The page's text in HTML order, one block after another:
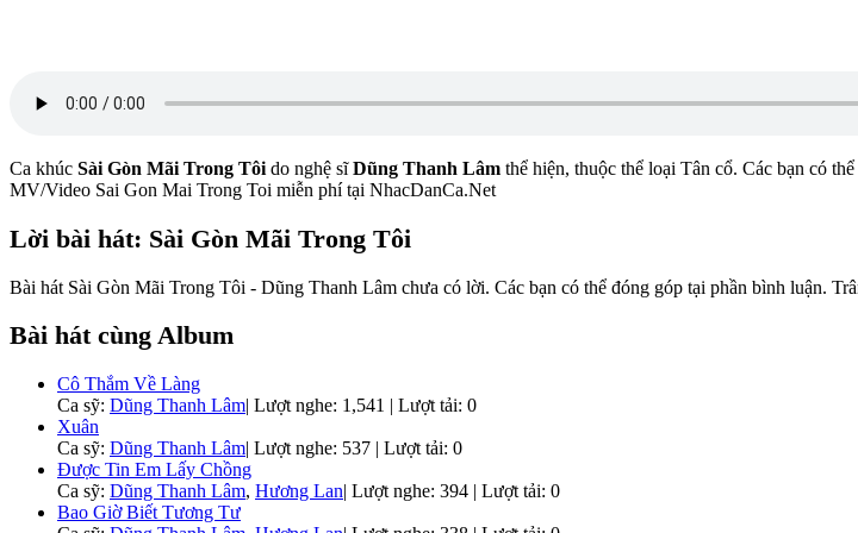
Ca khúc Sài Gòn Mãi Trong Tôido nghệ sĩDũng Thanh Lâm thể hiện, thuộc thể loại Tân cổ. Các bạn có
MV/Video Sai Gon Mai Trong Toi miễn phí tại NhacDanCa.Net
Lời bài hát: Sài Gòn Mãi Trong Tôi
Bài hát Sài Gòn Mãi Trong Tôi - Dũng Thanh Lâm chưa có lời. Các bạn có thể đóng góp tại phần bình luận.
Bài hát cùng Album
Cô Thắm Về Làng
Ca sỹ: Dũng Thanh Lâm| Lượt nghe: 1,541 | Lượt tải: 0
Xuân
Ca sỹ: Dũng Thanh Lâm| Lượt nghe: 537 | Lượt tải: 0
Được Tin Em Lấy Chồng
Ca sỹ: Dũng Thanh Lâm, Hương Lan| Lượt nghe: 394 | Lượt tải: 0
Bao Giờ Biết Tương Tư